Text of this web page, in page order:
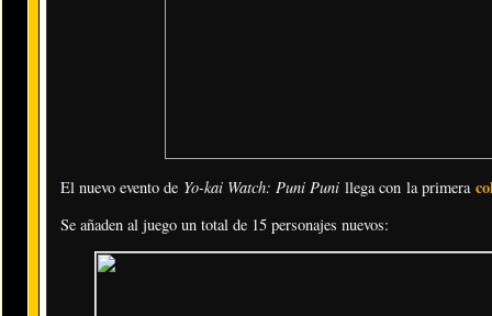
El nuevo evento de Yo-kai Watch: Puni Puni llega con la primera
Se añaden al juego un total de 15 personajes nuevos: